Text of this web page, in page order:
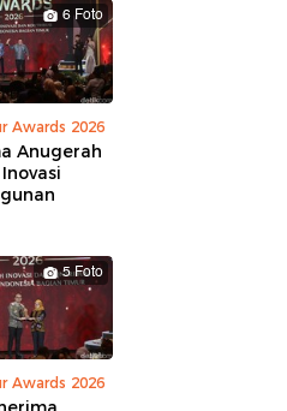
6 Foto
Awards 2026
Anugerah
5 Foto
Awards 2026